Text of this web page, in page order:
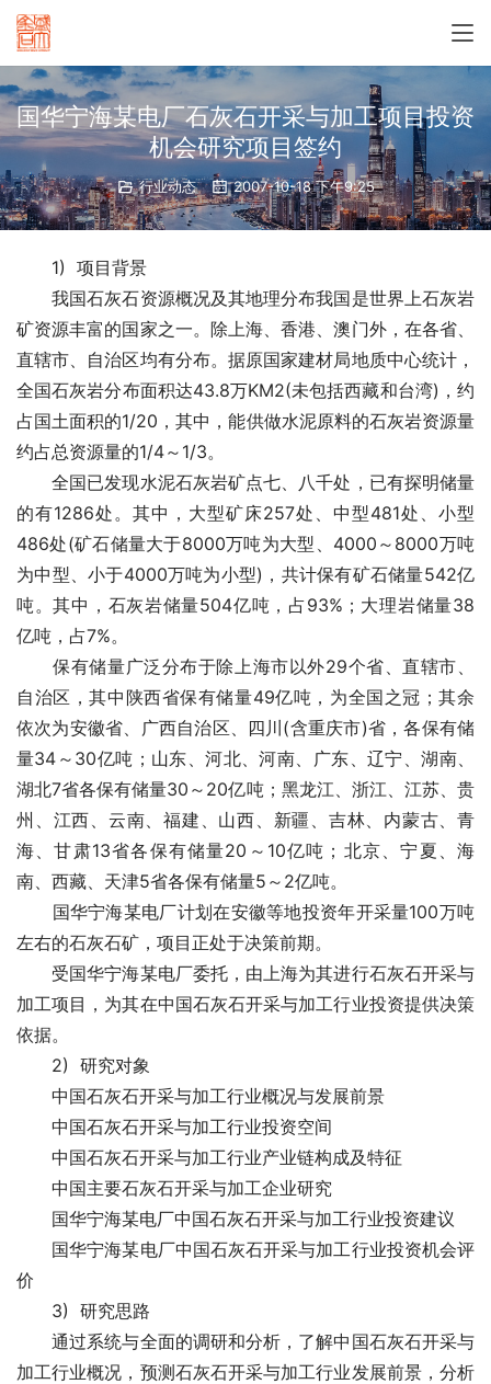
国华宁海某电厂石灰石开采与加工项目投资
机会研究项目签约
行业动态 2007-10-18 下午9:25
1)  项目背景
我国石灰石资源概况及其地理分布我国是世界上石灰岩
矿资源丰富的国家之一。除上海、香港、澳门外，在各省、
直辖市、自治区均有分布。据原国家建材局地质中心统计，
全国石灰岩分布面积达43.8万KM2(未包括西藏和台湾)，约
占国土面积的1/20，其中，能供做水泥原料的石灰岩资源量
约占总资源量的1/4～1/3。
全国已发现水泥石灰岩矿点七、八千处，已有探明储量
的有1286处。其中，大型矿床257处、中型481处、小型
486处(矿石储量大于8000万吨为大型、4000～8000万吨
为中型、小于4000万吨为小型)，共计保有矿石储量542亿
吨。其中，石灰岩储量504亿吨，占93%；大理岩储量38
亿吨，占7%。
保有储量广泛分布于除上海市以外29个省、直辖市、
自治区，其中陕西省保有储量49亿吨，为全国之冠；其余
依次为安徽省、广西自治区、四川(含重庆市)省，各保有储
量34～30亿吨；山东、河北、河南、广东、辽宁、湖南、
湖北7省各保有储量30～20亿吨；黑龙江、浙江、江苏、贵
州、江西、云南、福建、山西、新疆、吉林、内蒙古、青
海、甘肃13省各保有储量20～10亿吨；北京、宁夏、海
南、西藏、天津5省各保有储量5～2亿吨。
国华宁海某电厂计划在安徽等地投资年开采量100万吨
左右的石灰石矿，项目正处于决策前期。
受国华宁海某电厂委托，由上海为其进行石灰石开采与
加工项目 ，为其在中国石灰石开采与加工行业投资提供决策
依据。
2)  研究对象
中国石灰石开采与加工行业概况与发展前景
中国石灰石开采与加工行业投资空间
中国石灰石开采与加工行业产业链构成及特征
中国主要石灰石开采与加工企业研究
国华宁海某电厂中国石灰石开采与加工行业投资建议
国华宁海某电厂中国石灰石开采与加工行业投资机会评
价
3)  研究思路
通过系统与全面的调研和分析，了解中国石灰石开采与
加工行业概况，预测石灰石开采与加工行业发展前景，分析